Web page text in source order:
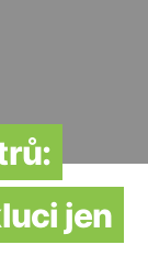
jen